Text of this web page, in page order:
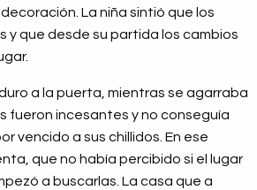
La niña sintió que los
y que desde su partida los cambios
a la puerta, mientras se agarraba
fueron incesantes y no conseguía
vencido a sus chillidos. En ese
que no había percibido si el lugar
a buscarlas. La casa que a